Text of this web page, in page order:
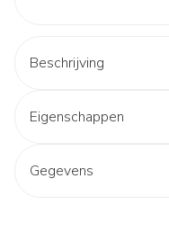
Beschrijving
Eigenschappen
Gegevens